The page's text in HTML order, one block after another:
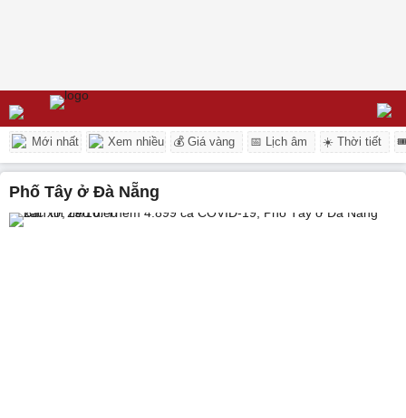
Mới nhất Xem nhiều 💰 Giá vàng 📅 Lịch âm ☀️ Thời tiết
Phố Tây ở Đà Nẵng